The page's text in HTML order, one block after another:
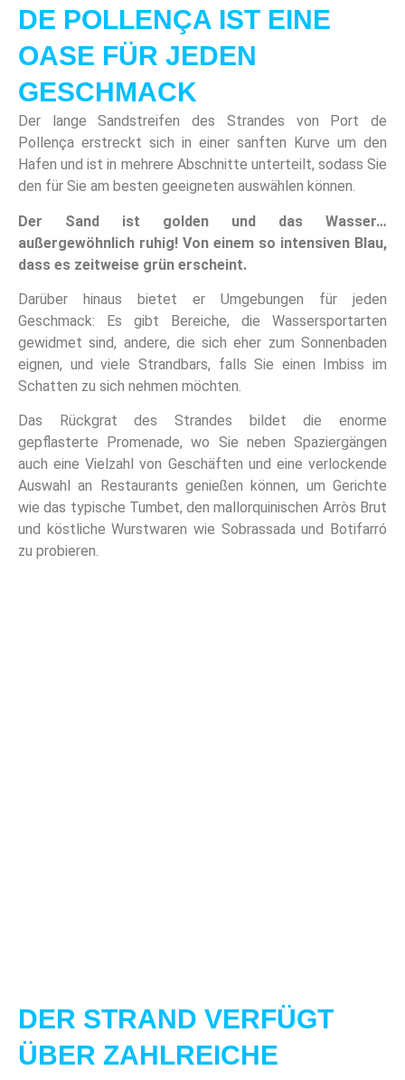
DE POLLENÇA IST EINE
OASE FÜR JEDEN
GESCHMACK
Der lange Sandstreifen des Strandes von Port de
Pollença erstreckt sich in einer sanften Kurve um den
Hafen und ist in mehrere Abschnitte unterteilt, sodass Sie
den für Sie am besten geeigneten auswählen können.
Der Sand ist golden und das Wasser…
außergewöhnlich ruhig! Von einem so intensiven Blau,
dass es zeitweise grün erscheint.
Darüber hinaus bietet er Umgebungen für jeden
Geschmack: Es gibt Bereiche, die Wassersportarten
gewidmet sind, andere, die sich eher zum Sonnenbaden
eignen, und viele Strandbars, falls Sie einen Imbiss im
Schatten zu sich nehmen möchten.
Das Rückgrat des Strandes bildet die enorme
gepflasterte Promenade, wo Sie neben Spaziergängen
auch eine Vielzahl von Geschäften und eine verlockende
Auswahl an Restaurants genießen können, um Gerichte
wie das typische Tumbet, den mallorquinischen Arròs Brut
und köstliche Wurstwaren wie Sobrassada und Botifarró
zu probieren.
DER STRAND VERFÜGT
ÜBER ZAHLREICHE